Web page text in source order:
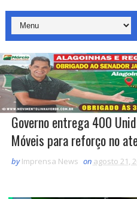
Governo entrega 400
Móveis para reforço no
by Imprensa News on agosto 21,